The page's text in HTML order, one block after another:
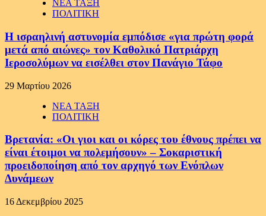
ΝΕΑ ΤΑΞΗ
ΠΟΛΙΤΙΚΗ
Η ισραηλινή αστυνομία εμπόδισε «για πρώτη φορά
μετά από αιώνες» τον Καθολικό Πατριάρχη
Ιεροσολύμων να εισέλθει στον Πανάγιο Τάφο
29 Μαρτίου 2026
ΝΕΑ ΤΑΞΗ
ΠΟΛΙΤΙΚΗ
Βρετανία: «Οι γιοι και οι κόρες του έθνους πρέπει να
είναι έτοιμοι να πολεμήσουν» – Σοκαριστική
προειδοποίηση από τον αρχηγό των Ενόπλων
Δυνάμεων
16 Δεκεμβρίου 2025